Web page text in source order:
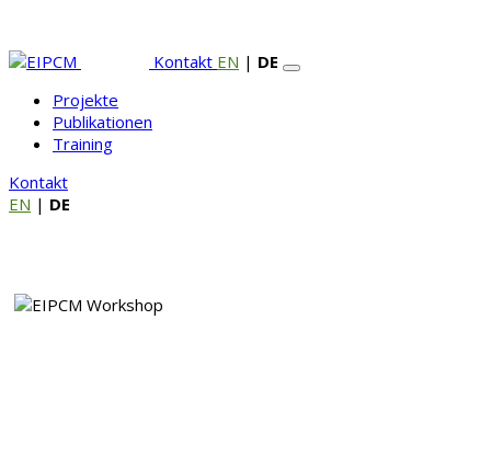
Kontakt EN | DE
Projekte
Publikationen
Training
Kontakt
EN | DE